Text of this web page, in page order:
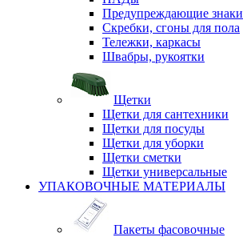
Предупреждающие знаки
Скребки, сгоны для пола
Тележки, каркасы
Швабры, рукоятки
Щетки
Щетки для сантехники
Щетки для посуды
Щетки для уборки
Щетки сметки
Щетки универсальные
УПАКОВОЧНЫЕ МАТЕРИАЛЫ
Пакеты фасовочные